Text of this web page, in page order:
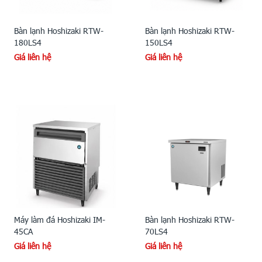
Bàn lạnh Hoshizaki RTW-
180LS4
Giá liên hệ
Bàn lạnh Hoshizaki RTW-
150LS4
Giá liên hệ
Máy làm đá Hoshizaki IM-
45CA
Giá liên hệ
Bàn lạnh Hoshizaki RTW-
70LS4
Giá liên hệ